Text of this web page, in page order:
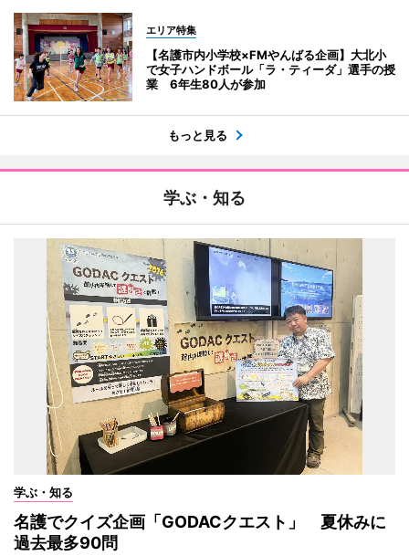
エリア特集
【名護市内小学校×FMやんばる企画】大北小
で女子ハンドボール「ラ・ティーダ」選手の授
業 6年生80人が参加
もっと見る
学ぶ・知る
学ぶ・知る
名護でクイズ企画「GODACクエスト」 夏休みに
過去最多90問